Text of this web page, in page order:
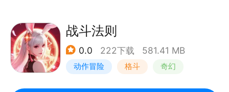
战斗法则
0.0 222下载 581.41 MB
动作冒险 格斗 奇幻